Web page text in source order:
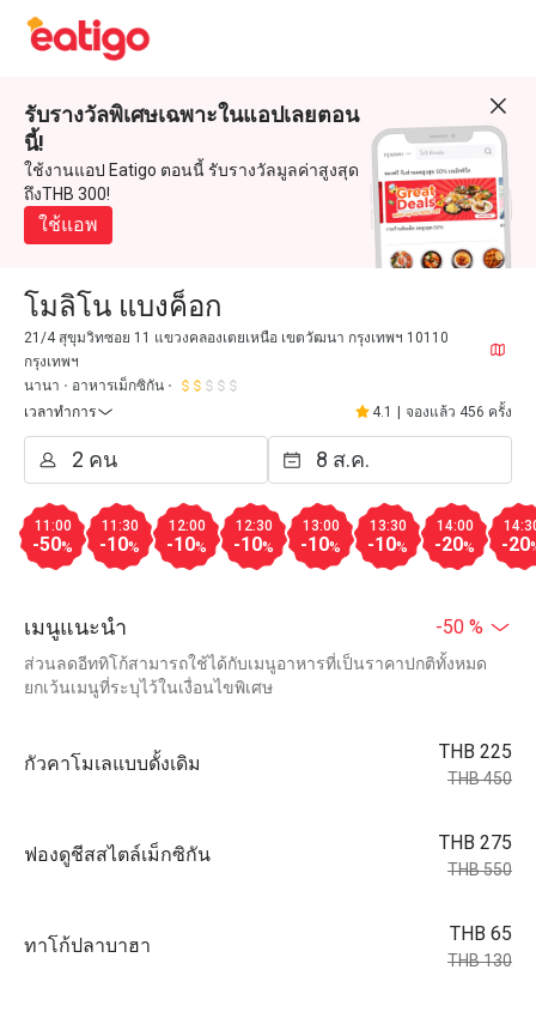
รับรางวัลพิเศษเฉพาะในแอปเลยตอน
นี้!
ใช้งานแอป Eatigo ตอนนี้ รับรางวัลมูลค่าสูงสุด
ถึงTHB 300!
ใช้แอพ
โมลิโน แบงค็อก
21/4 สุขุมวิทซอย 11 แขวงคลองเตยเหนือ เขตวัฒนา กรุงเทพฯ 10110
กรุงเทพฯ
นานา
อาหารเม็กซิกัน
เวลาทำการ
4.1 จองแล้ว 456 ครั้ง
11:00
-50%
11:30
-10%
12:00
-10%
12:30
-10%
13:00
-10%
13:30
-10%
14:00
-20% -20
เมนูแนะนำ -50 %
ส่วนลดอีททิโก้สามารถใช้ได้กับเมนูอาหารที่เป็นราคาปกติทั้งหมด
ยกเว้นเมนูที่ระบุไว้ในเงื่อนไขพิเศษ
กัวคาโมเลแบบดั้งเดิม
THB 225
THB 450
ฟองดูชีสสไตล์เม็กซิกัน
THB 275
THB 550
ทาโก้ปลาบาฮา
THB 65
THB 130